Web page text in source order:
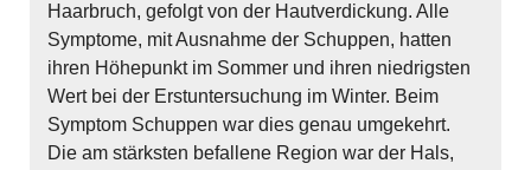
Haarbruch, gefolgt von der Hautverdickung. Alle
Symptome, mit Ausnahme der Schuppen, hatten
ihren Höhepunkt im Sommer und ihren niedrigsten
Wert bei der Erstuntersuchung im Winter. Beim
Symptom Schuppen war dies genau umgekehrt.
Die am stärksten befallene Region war der Hals,